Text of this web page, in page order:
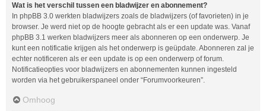
Wat is het verschil tussen een bladwijzer en abonnement?
In phpBB 3.0 werkten bladwijzers zoals de bladwijzers (of favorieten) in je
browser. Je werd niet op de hoogte gebracht als er een update was. Vanaf
phpBB 3.1 werken bladwijzers meer als abonneren op een onderwerp. Je
kunt een notificatie krijgen als het onderwerp is geüpdate. Abonneren zal je
echter notificeren als er een update is op een onderwerp of forum.
Notificatieopties voor bladwijzers en abonnementen kunnen ingesteld
worden via het gebruikerspaneel onder “Forumvoorkeuren”.
Omhoog